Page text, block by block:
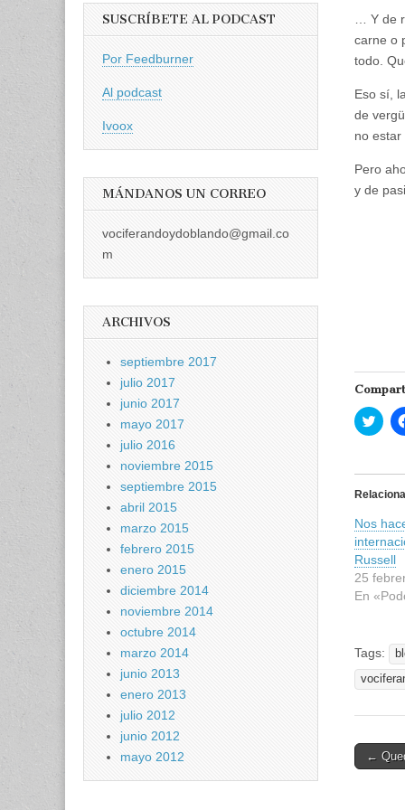
… Y de
carne o
todo.
Eso sí,
de
no estar
Pero
y de
H
a
i
c
p
a
c
o
m
p
a
e
n
T
w
t
r
S
Nos
Russell
25
En
Tags:
Post
←
SUSCRÍBETE AL PODCAST
Por Feedburner
Al podcast
Ivoox
MÁNDANOS UN CORREO
vociferandoydoblando@gmail.co
m
ARCHIVOS
septiembre 2017
julio 2017
junio 2017
mayo 2017
julio 2016
noviembre 2015
septiembre 2015
abril 2015
marzo 2015
febrero 2015
enero 2015
diciembre 2014
noviembre 2014
octubre 2014
marzo 2014
junio 2013
enero 2013
julio 2012
junio 2012
mayo 2012